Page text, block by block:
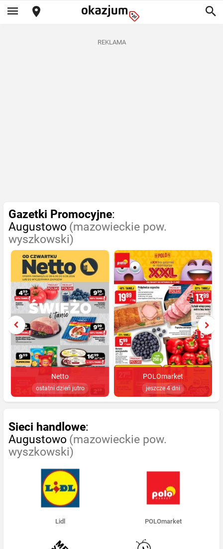
REKLAMA
Gazetki Promocyjne:
Augustowo (mazowieckie pow.
wyszkowski)
Netto
ostatni dzień jutro
POLOmarket
jeszcze 4 dni
Sieci handlowe:
Augustowo (mazowieckie pow.
wyszkowski)
Lidl POLOmarket